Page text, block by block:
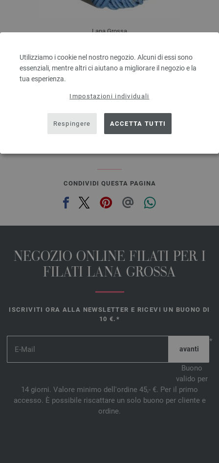
Utilizziamo i cookie nel nostro negozio. Alcuni di essi sono
essenziali, mentre altri ci aiutano a migliorare il negozio e la
tua esperienza.
Impostazioni individuali
Respingere ACCETTA TUTTI
Lana Grossa
100 % Lana vergine merino
Quantità in metri: ca. 80 m / 50 g
3,83 $ RRP: 5,84 $
prev next
CONDIVIDI QUESTA PAGINA
NEGOZIO ONLINE FILATI PER I
FILATI LANA GROSSA
ISCRIVITI ORA ALLA NEWSLETTER E RICEVI UN BUONO DI
10 €.*
*
Buono
valido per
14 giorni. Valore minimo dell'ordine 45,- €. Per il primo
accesso. È possibile riscattare un solo buono per cliente e
ordine.